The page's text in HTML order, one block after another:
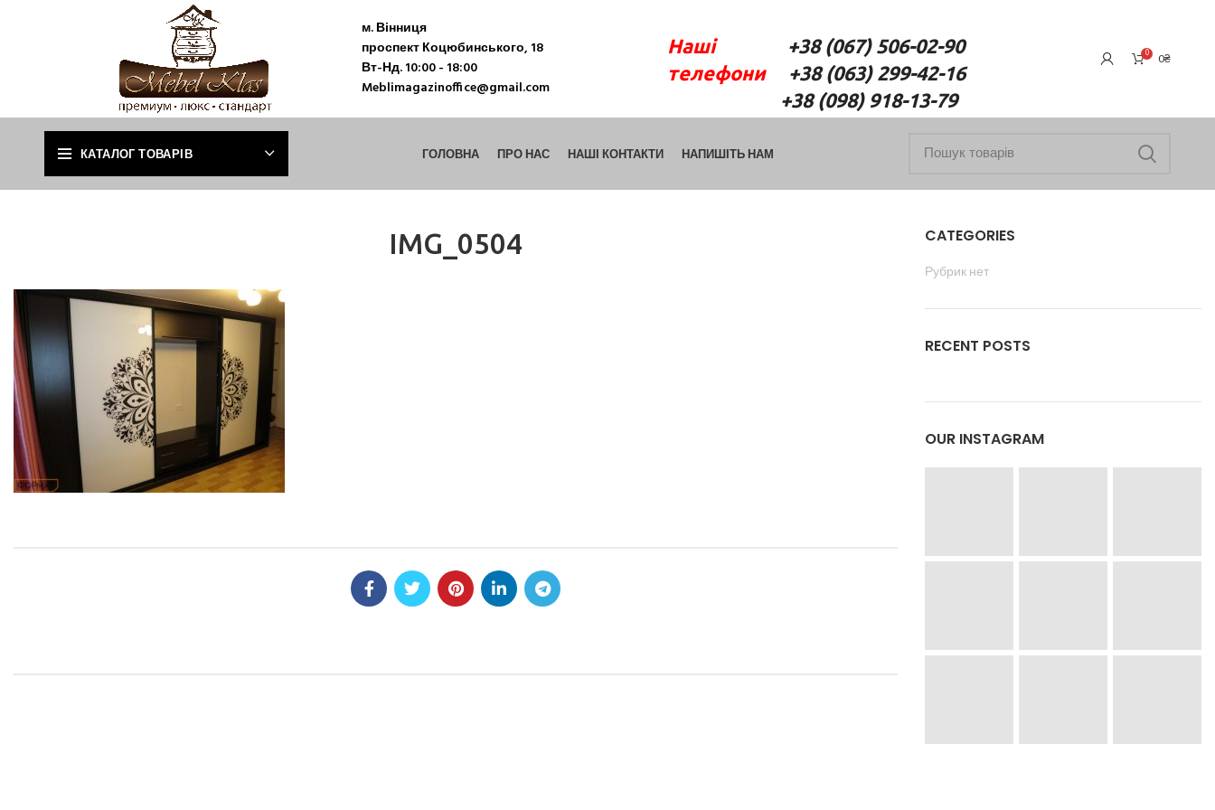
м. Вінниця
проспект Коцюбинського, 18
Вт-Нд. 10:00 - 18:00
Meblimagazinoffice@gmail.com
Наші+38 (067) 506-02-90
телефони+38 (063) 299-42-16
+38 (098) 918-13-79
0 0₴
КАТАЛОГ ТОВАРІВ ГОЛОВНА ПРО НАС НАШІ КОНТАКТИ НАПИШІТЬ НАМ
IMG_0504
CATEGORIES
Рубрик нет
RECENT POSTS
OUR INSTAGRAM